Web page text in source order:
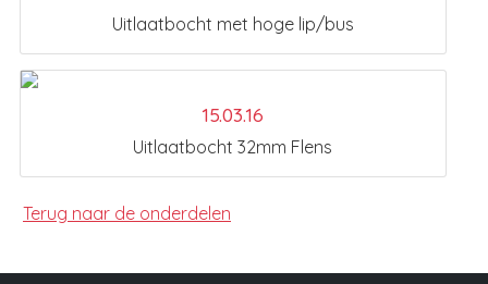
Uitlaatbocht met hoge lip/bus
15.03.16
Uitlaatbocht 32mm Flens
Terug naar de onderdelen